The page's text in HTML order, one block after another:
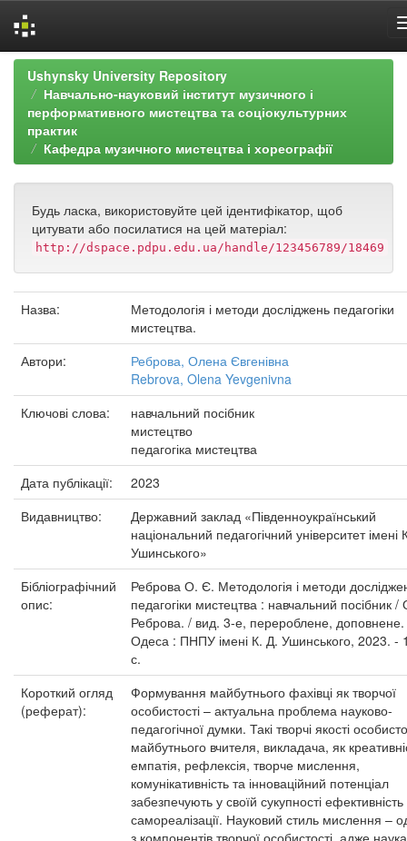
Skip
navigation
Ushynsky University Repository
Навчально-науковий інститут музичного і
перформативного мистецтва та соціокультурних
практик
Кафедра музичного мистецтва і хореографії
Будь ласка, використовуйте цей ідентифікатор, щоб
цитувати або посилатися на цей матеріал:
http://dspace.pdpu.edu.ua/handle/123456789/18469
Назва:
Методологія і методи досліджень педагогіки
мистецтва.
Автори:
Реброва, Олена Євгенівна
Rebrova, Olena Yevgenivna
Ключові слова:
навчальний посібник
мистецтво
педагогіка мистецтва
Дата публікації:
2023
Видавництво:
Державний заклад «Південноукраїнський
національний педагогічний університет імені
Ушинського»
Бібліографічний
опис:
Реброва О. Є. Методологія і методи
педагогіки мистецтва : навчальний посібник
Реброва. / вид. 3-е, перероблене,
Одеса : ПНПУ імені К. Д. Ушинського, 2023. -
с.
Короткий огляд
(реферат):
Формування майбутнього фахівці як творчої
особистості – актуальна проблема науково-
педагогічної думки. Такі творчі якості
майбутнього вчителя, викладача, як
емпатія, рефлексія, творче мислення,
комунікативність та інноваційний потенціал
забезпечують у своїй сукупності
самореалізації. Науковий стиль мислення –
з компонентів творчої особистості, адже